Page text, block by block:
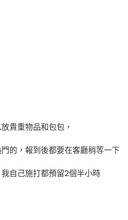
貴重物品和包包，
的，報到後都要在客廳稍等一下
自己施打都預留2個半小時